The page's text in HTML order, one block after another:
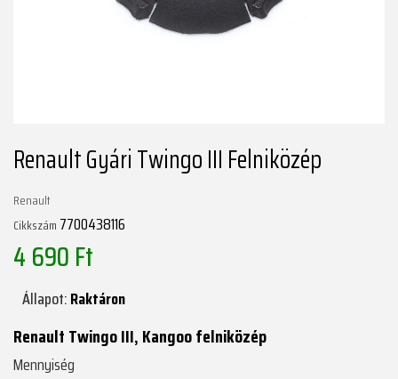
Renault Gyári Twingo III Felniközép
Renault
Cikkszám 7700438116
4 690 Ft
Állapot:Raktáron
Renault Twingo III, Kangoo felniközép
Mennyiség